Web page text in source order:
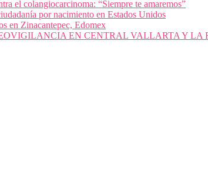
el colangiocarcinoma: “Siempre te amaremos”
por nacimiento en Estados Unidos
en Zinacantepec, Edomex
EN CENTRAL VALLARTA Y LA